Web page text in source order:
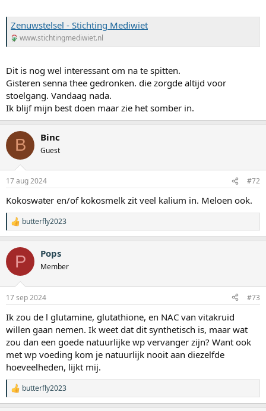
Zenuwstelsel - Stichting Mediwiet
www.stichtingmediwiet.nl
Dit is nog wel interessant om na te spitten.
Gisteren senna thee gedronken. die zorgde altijd voor
stoelgang. Vandaag nada.
Ik blijf mijn best doen maar zie het somber in.
B Binc
Guest
17 aug 2024 #72
Kokoswater en/of kokosmelk zit veel kalium in. Meloen ook.
W
a
r
e
n
e
n
:
butterfly2023
P Pops
Member
17 sep 2024 #73
Ik zou de l glutamine, glutathione, en NAC van vitakruid
willen gaan nemen. Ik weet dat dit synthetisch is, maar wat
zou dan een goede natuurlijke wp vervanger zijn? Want ook
met wp voeding kom je natuurlijk nooit aan diezelfde
hoeveelheden, lijkt mij.
W
a
butterfly2023